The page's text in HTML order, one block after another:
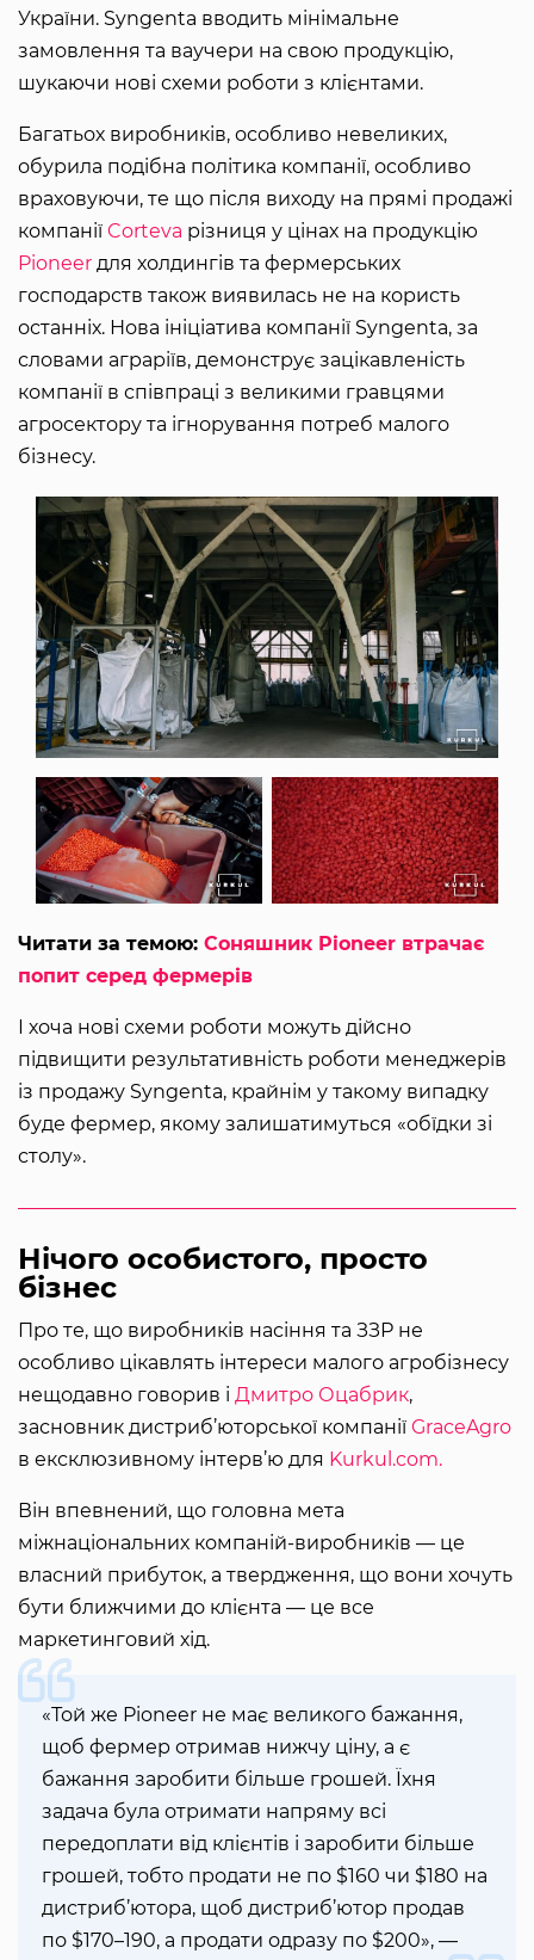
України. Syngenta вводить мінімальне
замовлення та ваучери на свою продукцію,
шукаючи нові схеми роботи з клієнтами.
Багатьох виробників, особливо невеликих,
обурила подібна політика компанії, особливо
враховуючи, те що після виходу на прямі продажі
компанії Corteva різниця у цінах на продукцію
Pioneer для холдингів та фермерських
господарств також виявилась не на користь
останніх. Нова ініціатива компанії Syngenta, за
словами аграріїв, демонструє зацікавленість
компанії в співпраці з великими гравцями
агросектору та ігнорування потреб малого
бізнесу.
Читати за темою: Соняшник Pioneer втрачає
попит серед фермерів
І хоча нові схеми роботи можуть дійсно
підвищити результативність роботи менеджерів
із продажу Syngenta, крайнім у такому випадку
буде фермер, якому залишатимуться «обїдки зі
столу».
Нічого особистого, просто
бізнес
Про те, що виробників насіння та ЗЗР не
особливо цікавлять інтереси малого агробізнесу
нещодавно говорив і Дмитро Оцабрик,
засновник дистриб’юторської компанії GraceAgro
в ексклюзивному інтерв’ю для Kurkul.com.
Він впевнений, що головна мета
міжнаціональних компаній-виробників — це
власний прибуток, а твердження, що вони хочуть
бути ближчими до клієнта — це все
маркетинговий хід.
«Той же Pioneer не має великого бажання,
щоб фермер отримав нижчу ціну, а є
бажання заробити більше грошей. Їхня
задача була отримати напряму всі
передоплати від клієнтів і заробити більше
грошей, тобто продати не по $160 чи $180 на
дистриб’ютора, щоб дистриб’ютор продав
по $170–190, а продати одразу по $200», —